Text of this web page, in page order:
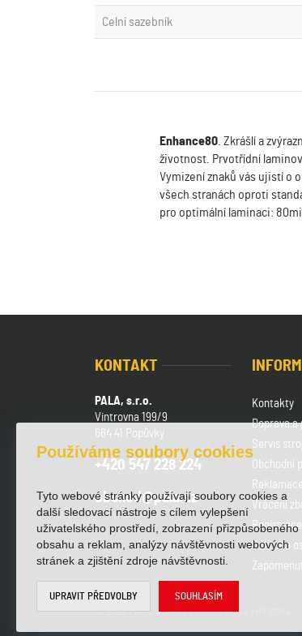
Celní sazebník
Enhance80 . Zkrášlí a
životnost. Prvotřídní
Vymizení znaků vás ujistí o
všech stranách oproti
pro optimální laminaci:
KONTAKT
PALA, s.r.o.
Vintrovna 199/9
664 41 Popůvky
+420 547 228 224
obchod@pala.cz
Kontakty
Doprava a
Servis
Obchodní
Reklamace
Vrácení
Registrace
Ochrana
© 2026 PALA, s. r. o. | Všechna práva vyhrazena
Používáme soubory cookies
Tyto webové stránky používají soubory cookies a
další sledovací nástroje s cílem vylepšení
uživatelského prostředí, zobrazení přizpůsobeného
obsahu a reklam, analýzy návštěvnosti webových
stránek a zjištění zdroje návštěvnosti.
UPRAVIT PŘEDVOLBY SOUHLASÍM